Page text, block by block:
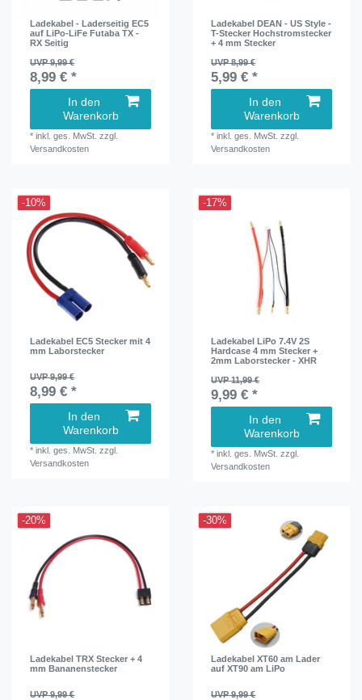
Ladekabel - Laderseitig EC5
auf LiPo-LiFe Futaba TX -
RX Seitig
UVP 9,99 €
8,99 € *
In den
Warenkorb
*inkl. ges. MwSt. zzgl.
Versandkosten
Ladekabel DEAN - US Style -
T-Stecker Hochstromstecker
+ 4 mm Stecker
UVP 8,99 €
5,99 € *
In den
Warenkorb
*inkl. ges. MwSt. zzgl.
Versandkosten
-10%
Ladekabel EC5 Stecker mit 4
mm Laborstecker
UVP 9,99 €
8,99 € *
In den
Warenkorb
*inkl. ges. MwSt. zzgl.
Versandkosten
-17%
Ladekabel LiPo 7.4V 2S
Hardcase 4 mm Stecker +
2mm Laborstecker - XHR
UVP 11,99 €
9,99 € *
In den
Warenkorb
*inkl. ges. MwSt. zzgl.
Versandkosten
-20%
Ladekabel TRX Stecker + 4
mm Bananenstecker
UVP 9,99 €
-30%
Ladekabel XT60 am Lader
auf XT90 am LiPo
UVP 9,99 €